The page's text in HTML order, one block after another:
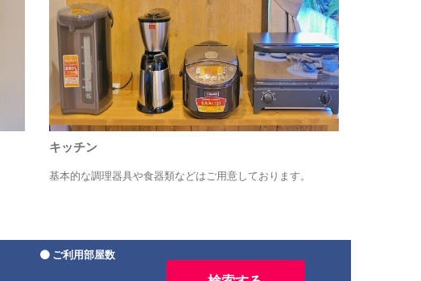
キッチン
基本的な調理器具や食器類などはご用意しております。
ご利用部屋数